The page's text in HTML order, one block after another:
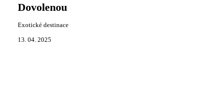
Dovolenou
Exotické destinace
13. 04. 2025